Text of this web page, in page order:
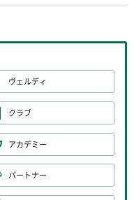
ヴェルディ
クラブ
アカデミー
パートナー